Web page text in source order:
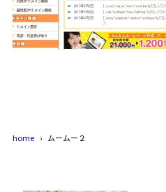
home ムームー２